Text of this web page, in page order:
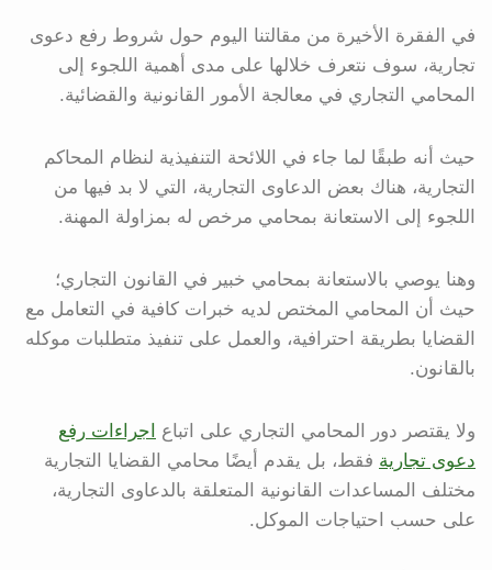
في الفقرة الأخيرة من مقالتنا اليوم حول شروط رفع دعوى
تجارية، سوف نتعرف خلالها على مدى أهمية اللجوء إلى
المحامي التجاري في معالجة الأمور القانونية والقضائية.
حيث أنه طبقًا لما جاء في اللائحة التنفيذية لنظام المحاكم
التجارية، هناك بعض الدعاوى التجارية، التي لا بد فيها من
اللجوء إلى الاستعانة بمحامي مرخص له بمزاولة المهنة.
وهنا يوصي بالاستعانة بمحامي خبير في القانون التجاري؛
حيث أن المحامي المختص لديه خبرات كافية في التعامل مع
القضايا بطريقة احترافية، والعمل على تنفيذ متطلبات موكله
بالقانون.
ولا يقتصر دور المحامي التجاري على اتباع
اجراءات رفع
دعوى تجارية فقط، بل يقدم أيضًا محامي القضايا التجارية
مختلف المساعدات القانونية المتعلقة بالدعاوى التجارية،
على حسب احتياجات الموكل.